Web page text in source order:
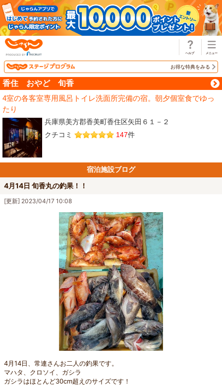
お得な特典をみる
香住 おやど 旬香
4室の各客室専用風呂トイレ洗面所完備の宿。朝夕個室食でゆっ
たり
兵庫県美方郡香美町香住区矢田６１－２
クチコミ
147件
宿泊施設ブログ
4月14日 旬香丸の釣果！！
[更新] 2023/04/17 10:08
4月14日、常連さんお二人の釣果です。
マハタ、クロソイ、ガシラ
ガシラはほとんど30cm超えのサイズです！